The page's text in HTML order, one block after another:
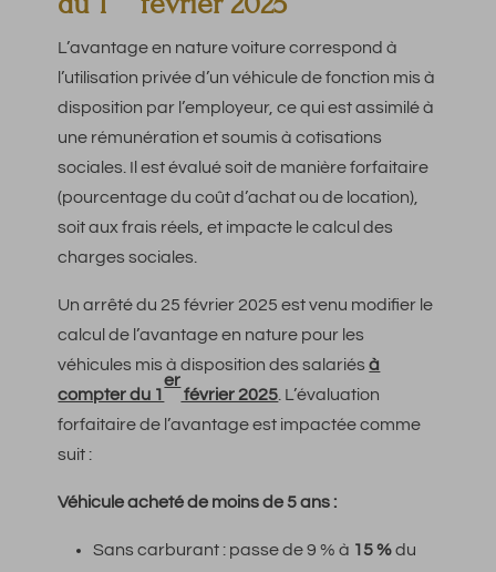
L’avantage en nature voiture correspond à
l’utilisation privée d’un véhicule de fonction mis à
disposition par l’employeur, ce qui est assimilé à
une rémunération et soumis à cotisations
sociales. Il est évalué soit de manière forfaitaire
(pourcentage du coût d’achat ou de location),
soit aux frais réels, et impacte le calcul des
charges sociales.
Un arrêté du 25 février 2025 est venu modifier le
calcul de l’avantage en nature pour les
véhicules mis à disposition des salariésà
compter du 1
er
février 2025 . L’évaluation
forfaitaire de l’avantage est impactée comme
suit :
Véhicule acheté de moins de 5 ans :
Sans carburant : passe de 9 % à 15 %du